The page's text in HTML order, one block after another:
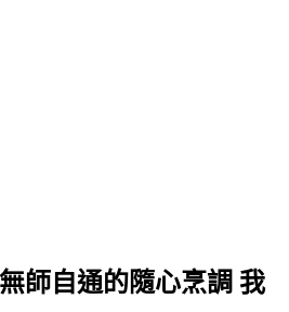
師自通的隨心烹調 我